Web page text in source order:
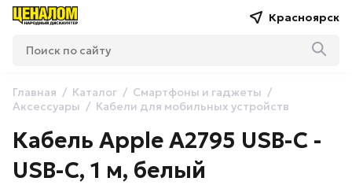
Красноярск
Главная Каталог
Смартфоны и гаджеты
Аксессуары
Кабели для мобильных устройств
Кабель Apple A2795 USB-С -
USB-С, 1 м, белый